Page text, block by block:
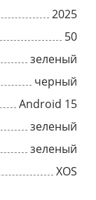
2025
50
зеленый
черный
Android 15
зеленый
зеленый
XOS